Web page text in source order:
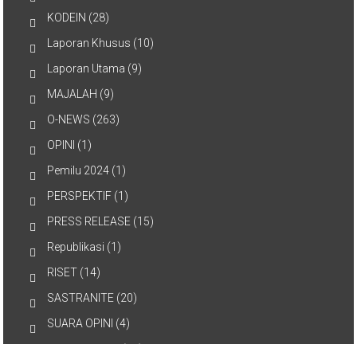
KODEIN (28)
Laporan Khusus (10)
Laporan Utama (9)
MAJALAH (9)
O-NEWS (263)
OPINI (1)
Pemilu 2024 (1)
PERSPEKTIF (1)
PRESS RELEASE (15)
Republikasi (1)
RISET (14)
SASTRANITE (20)
SUARA OPINI (4)